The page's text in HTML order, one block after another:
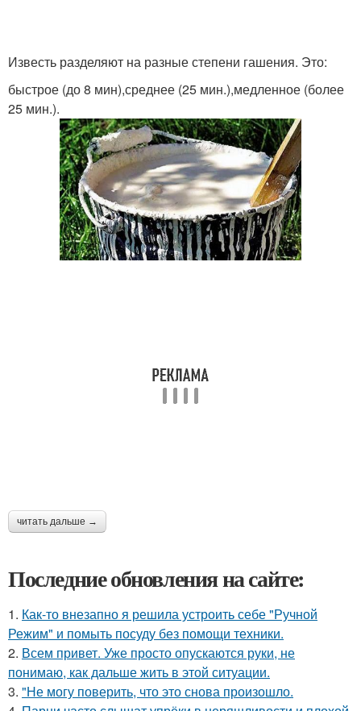
Известь разделяют на разные степени гашения. Это:
быстрое (до 8 мин),среднее (25 мин.),медленное (более
25 мин.).
читать дальше →
Последние обновления на сайте:
1. Как-то внезапно я решила устроить себе "Ручной
Режим" и помыть посуду без помощи техники.
2. Всем привет. Уже просто опускаются руки, не
понимаю, как дальше жить в этой ситуации.
3. "Не могу поверить, что это снова произошло.